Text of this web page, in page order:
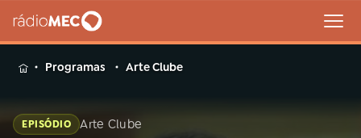
MENUProgramas Arte Clube
EPISÓDIO Arte Clube